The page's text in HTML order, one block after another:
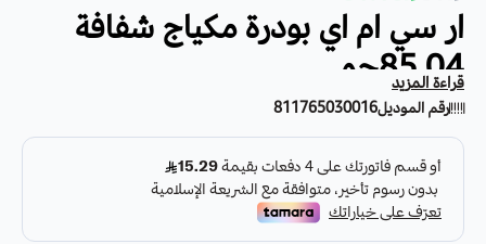
ار سي ام اي بودرة مكياج شفافة
85.04جم
بودرة منثورة للوجه تتميز بقوامها الخفيف والشفاف، حيث تمنح البشرة
ملمسًا ناعمًا كالحرير.
تعمل البودرة على تحقيق تغطية مثالية للبشرة مع المحافظة على تألقها
الطبيعي. كما تساعد في تثبيت مكياج الوجه.
تتميز بانخفاض محتواها من المواد الحافظة و
قراءة المزيد
رقم الموديل811765030016